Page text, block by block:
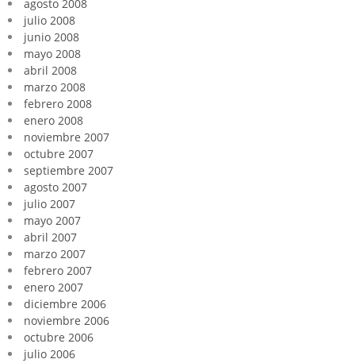
agosto 2008
julio 2008
junio 2008
mayo 2008
abril 2008
marzo 2008
febrero 2008
enero 2008
noviembre 2007
octubre 2007
septiembre 2007
agosto 2007
julio 2007
mayo 2007
abril 2007
marzo 2007
febrero 2007
enero 2007
diciembre 2006
noviembre 2006
octubre 2006
julio 2006